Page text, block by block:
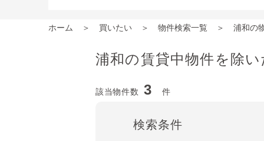
ホーム 買いたい 物件検索一覧 浦和の
浦和の賃貸中物件を除
該当物件数 3 件
検索条件